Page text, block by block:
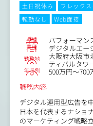
土日祝休み フレック
転勤なし
Web面接
職種 パフォーマン
業種 デジタルエー
勤務地
大阪府大阪市
ティバルタワ
年収例
500万円～700
職務内容
デジタル運用型広告を
日本を代表するナショ
のマーケティング戦略